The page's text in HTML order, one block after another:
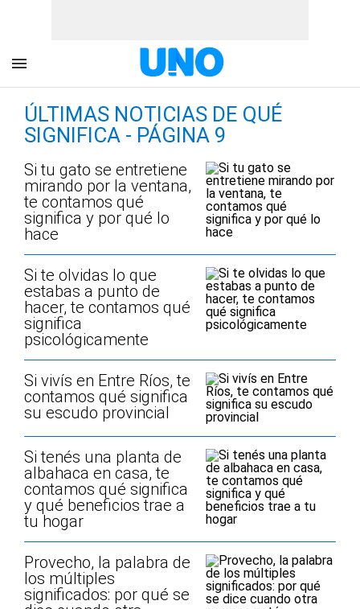
ÚLTIMAS NOTICIAS DE QUÉ
SIGNIFICA - PÁGINA 9
Si tu gato se entretiene
mirando por la ventana,
te contamos qué
significa y por qué lo
hace
Si te olvidas lo que
estabas a punto de
hacer, te contamos qué
significa
psicológicamente
Si vivís en Entre Ríos, te
contamos qué significa
su escudo provincial
Si tenés una planta de
albahaca en casa, te
contamos qué significa
y qué beneficios trae a
tu hogar
Provecho, la palabra de
los múltiples
significados: por qué se